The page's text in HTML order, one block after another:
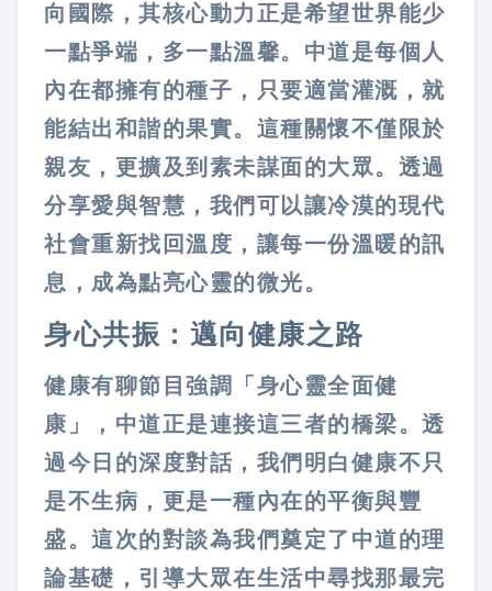
向國際，其核心動力正是希望世界能少
一點爭端，多一點溫馨。中道是每個人
內在都擁有的種子，只要適當灌溉，就
能結出和諧的果實。這種關懷不僅限於
親友，更擴及到素未謀面的大眾。透過
分享愛與智慧，我們可以讓冷漠的現代
社會重新找回溫度，讓每一份溫暖的訊
息，成為點亮心靈的微光。
身心共振：邁向健康之路
健康有聊節目強調「身心靈全面健
康」，中道正是連接這三者的橋梁。透
過今日的深度對話，我們明白健康不只
是不生病，更是一種內在的平衡與豐
盛。這次的對談為我們奠定了中道的理
論基礎，引導大眾在生活中尋找那最完